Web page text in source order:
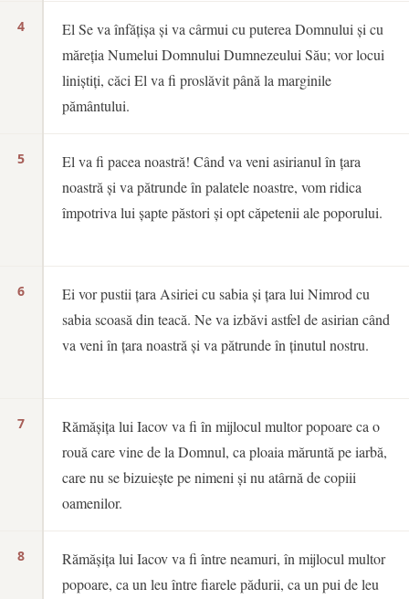
4
5
6
7
8
El Se va înfățișa și va cârmui cu puterea Domnului și cu
măreția Numelui Domnului Dumnezeului Său; vor locui
liniștiți, căci El va fi proslăvit până la marginile
pământului.
El va fi pacea noastră! Când va veni asirianul în țara
noastră și va pătrunde în palatele noastre, vom ridica
împotriva lui șapte păstori și opt căpetenii ale poporului.
Ei vor pustii țara Asiriei cu sabia și țara lui Nimrod cu
sabia scoasă din teacă. Ne va izbăvi astfel de asirian când
va veni în țara noastră și va pătrunde în ținutul nostru.
Rămășița lui Iacov va fi în mijlocul multor popoare ca o
rouă care vine de la Domnul, ca ploaia măruntă pe iarbă,
care nu se bizuiește pe nimeni și nu atârnă de copiii
oamenilor.
Rămășița lui Iacov va fi între neamuri, în mijlocul multor
popoare, ca un leu între fiarele pădurii, ca un pui de leu